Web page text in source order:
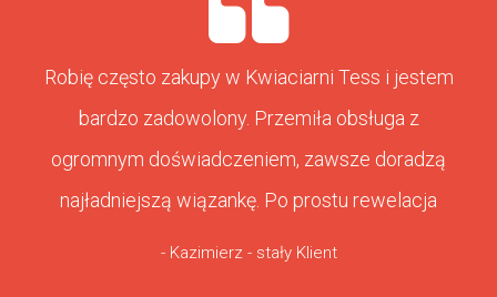
Robię często zakupy w Kwiaciarni Tess i jestem
bardzo zadowolony. Przemiła obsługa z
ogromnym doświadczeniem, zawsze doradzą
najładniejszą wiązankę. Po prostu rewelacja
- Kazimierz - stały Klient